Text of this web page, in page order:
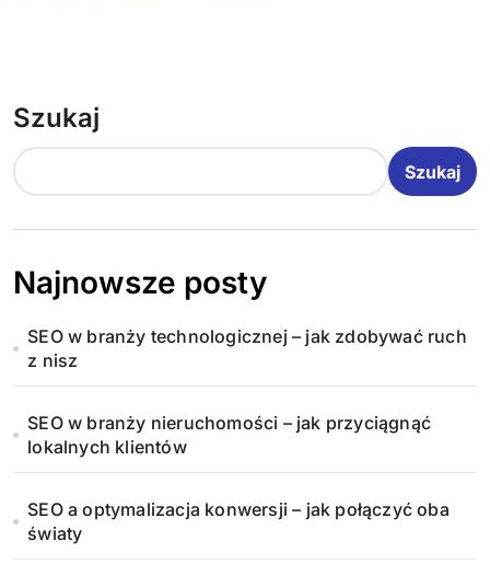
Szukaj
Szukaj
Najnowsze posty
SEO w branży technologicznej – jak zdobywać ruch
z nisz
SEO w branży nieruchomości – jak przyciągnąć
lokalnych klientów
SEO a optymalizacja konwersji – jak połączyć oba
światy